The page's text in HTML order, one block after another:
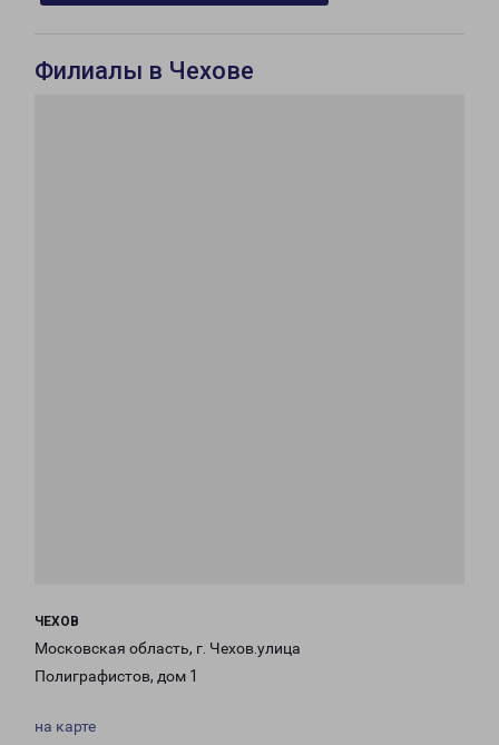
Филиалы в Чехове
ЧЕХОВ
Московская область, г. Чехов.улица
Полиграфистов, дом 1
на карте